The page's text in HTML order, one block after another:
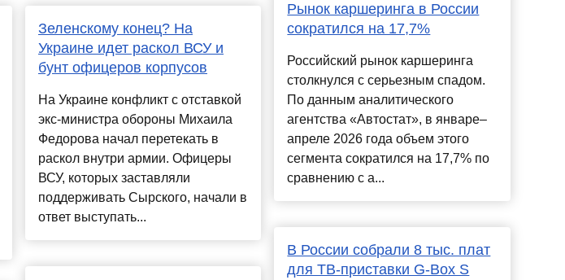
Зеленскому конец? На
Украине идет раскол ВСУ и
бунт офицеров корпусов
На Украине конфликт с отставкой
экс-министра обороны Михаила
Федорова начал перетекать в
раскол внутри армии. Офицеры
ВСУ, которых заставляли
поддерживать Сырского, начали в
ответ выступать...
Рынок каршеринга в России
сократился на 17,7%
Российский рынок каршеринга
столкнулся с серьезным спадом.
По данным аналитического
агентства «Автостат», в январе–
апреле 2026 года объем этого
сегмента сократился на 17,7% по
сравнению с а...
В России собрали 8 тыс. плат
для ТВ-приставки G-Box S